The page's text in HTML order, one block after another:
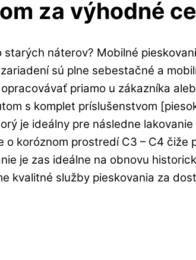
za výhodné
náterov? Mobilné
sú plne sebestačné a
priamo u zákazníka
s komplet príslušenstvom
je ideálny pre následne
koróznom prostredí C3 – C4 čiže
je zas ideálne na obnovu
kvalitné služby pieskovania za